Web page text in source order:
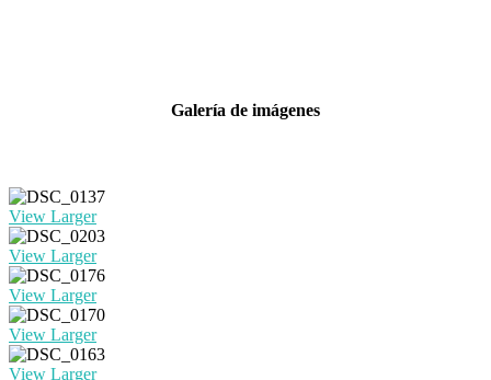
Galería de imágenes
View Larger
View Larger
View Larger
View Larger
View Larger